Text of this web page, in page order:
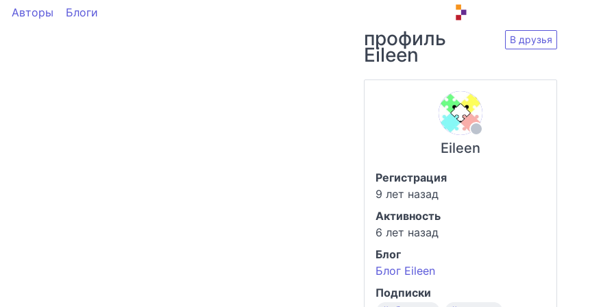
Авторы Блоги
профиль
Eileen
В друзья
Eileen
Регистрация
9 лет назад
Активность
6 лет назад
Блог
Блог Eileen
Подписки